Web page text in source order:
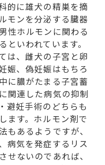
的に雄犬の精巣を摘
モンを分泌する臓器
性ホルモンに関わる
いわれています。
は、雌犬の子宮と卵
娠、偽妊娠はもちろ
に膿がたまる子宮蓄
関連した病気の抑制
避妊手術のどちらも
ます。ホルモン剤で
もあるようですが、
病気を発症するリス
せないのであれば、